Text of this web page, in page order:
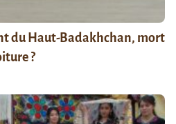
du Haut-Badakhchan, mort
?